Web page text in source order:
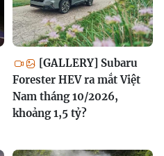
[GALLERY] Subaru
Forester HEV ra mắt Việt
Nam tháng 10/2026,
khoảng 1,5 tỷ?